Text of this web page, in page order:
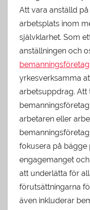
Att vara anställd
arbetsplats inom
självklarhet. Som
anställningen och
bemanningsföretag
yrkesverksamma
arbetsuppdrag. Att
arbetaren eller
fokusera på
engagemanget
att underlätta för
förutsättningarna
även inkluderar